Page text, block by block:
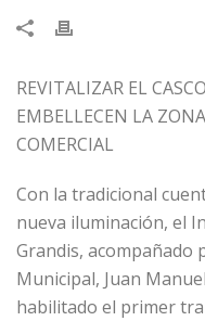
REVITALIZAR EL
EMBELLECEN LA
COMERCIAL
Con la tradicional
nueva iluminación, el
Grandis, acompañado
Municipal, Juan
habilitado el primer